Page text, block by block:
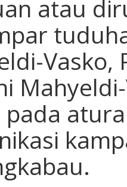
atau
Vasko,